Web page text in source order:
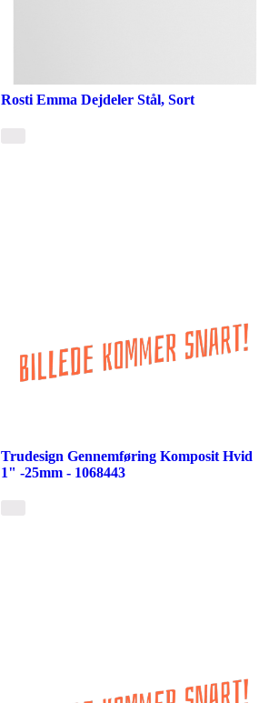
Rosti Emma Dejdeler Stål, Sort
Trudesign Gennemføring Komposit Hvid
1" -25mm - 1068443